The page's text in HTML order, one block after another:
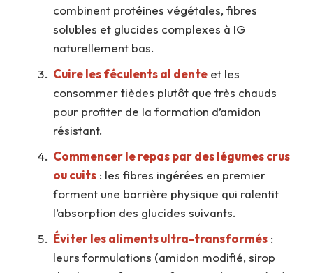
combinent protéines végétales, fibres
solubles et glucides complexes à IG
naturellement bas.
Cuire les féculents al dente et les
consommer tièdes plutôt que très chauds
pour profiter de la formation d’amidon
résistant.
Commencer le repas par des légumes crus
ou cuits : les fibres ingérées en premier
forment une barrière physique qui ralentit
l’absorption des glucides suivants.
Éviter les aliments ultra-transformés :
leurs formulations (amidon modifié, sirop